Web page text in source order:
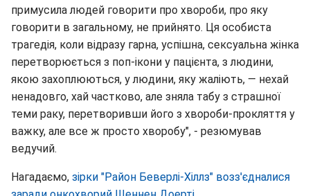
примусила людей говорити про хвороби, про яку
говорити в загальному, не прийнято. Ця особиста
трагедія, коли відразу гарна, успішна, сексуальна жінка
перетворюється з поп-ікони у пацієнта, з людини,
якою захоплюються, у людини, яку жаліють, — нехай
ненадовго, хай частково, але зняла табу з страшної
теми раку, перетворивши його з хвороби-прокляття у
важку, але все ж просто хворобу", - резюмував
ведучий.
Нагадаємо, зірки "Район Беверлі-Хіллз" возз'єдналися